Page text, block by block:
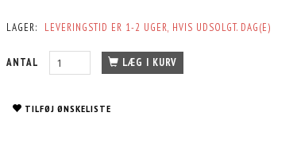
LAGER: LEVERINGSTID ER 1-2 UGER, HVIS UDSOLGT. DAG(E)
ANTAL LÆG I KURV
TILFØJ ØNSKELISTE